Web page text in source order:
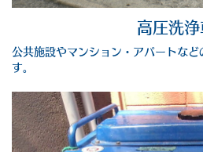
高圧洗浄
公共施設やマンション・アパートな
す。